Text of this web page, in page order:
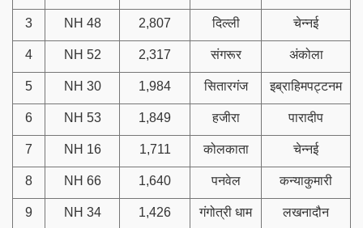
3 NH 48 2,807 दिल्ली चेन्नई
4 NH 52 2,317 संगरूर अंकोला
5 NH 30 1,984 सितारगंज इब्राहिमपट्टनम
6 NH 53 1,849 हजीरा पारादीप
7 NH 16 1,711 कोलकाता चेन्नई
8 NH 66 1,640 पनवेल कन्याकुमारी
9 NH 34 1,426 गंगोत्री धाम लखनादौन